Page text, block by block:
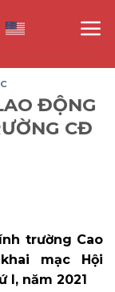
ĐỘNG
CĐ
trường Cao
mạc Hội
I, năm 2021